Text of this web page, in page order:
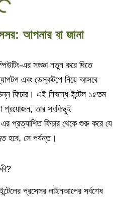
আপনার যা জানা
এর সংজ্ঞা নতুন করে দিতে
এবং ডেস্কটপে নিয়ে আসবে
ফিচার। এই নিবন্ধে ইন্টেল ১৫তম
প্রয়োজন, তার সবকিছুই
প্রত্যাশিত ফিচার থেকে শুরু করে যে
হবে, সে পর্যন্ত।
প্রসেসর লাইনআপের সর্বশেষ